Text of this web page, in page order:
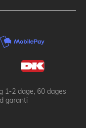
1-2 dage, 60 dages
garanti